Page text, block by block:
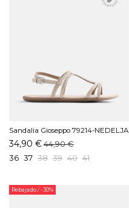
Sandalia Gioseppo 79214-NEDELJA
Blanco
34,90 €44,90 €
36 37 38 39 40 41
Rebajado/ -30%